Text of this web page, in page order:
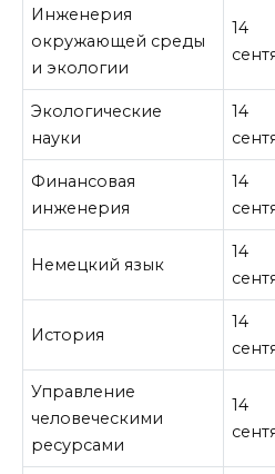
Инженерия
окружающей среды
и экологии
14
Экологические
науки
14
Финансовая
инженерия
14
Немецкий язык
14
История
14
Управление
человеческими
ресурсами
14